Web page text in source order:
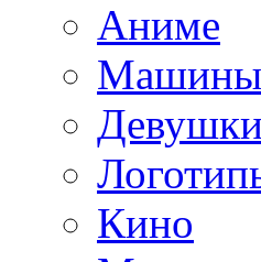
Аниме
Машины
Девушки
Кино